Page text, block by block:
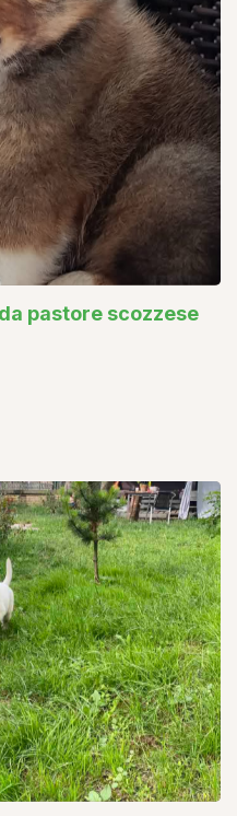
pastore scozzese